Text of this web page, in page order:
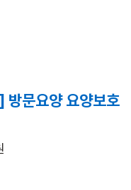
문요양 요양보호